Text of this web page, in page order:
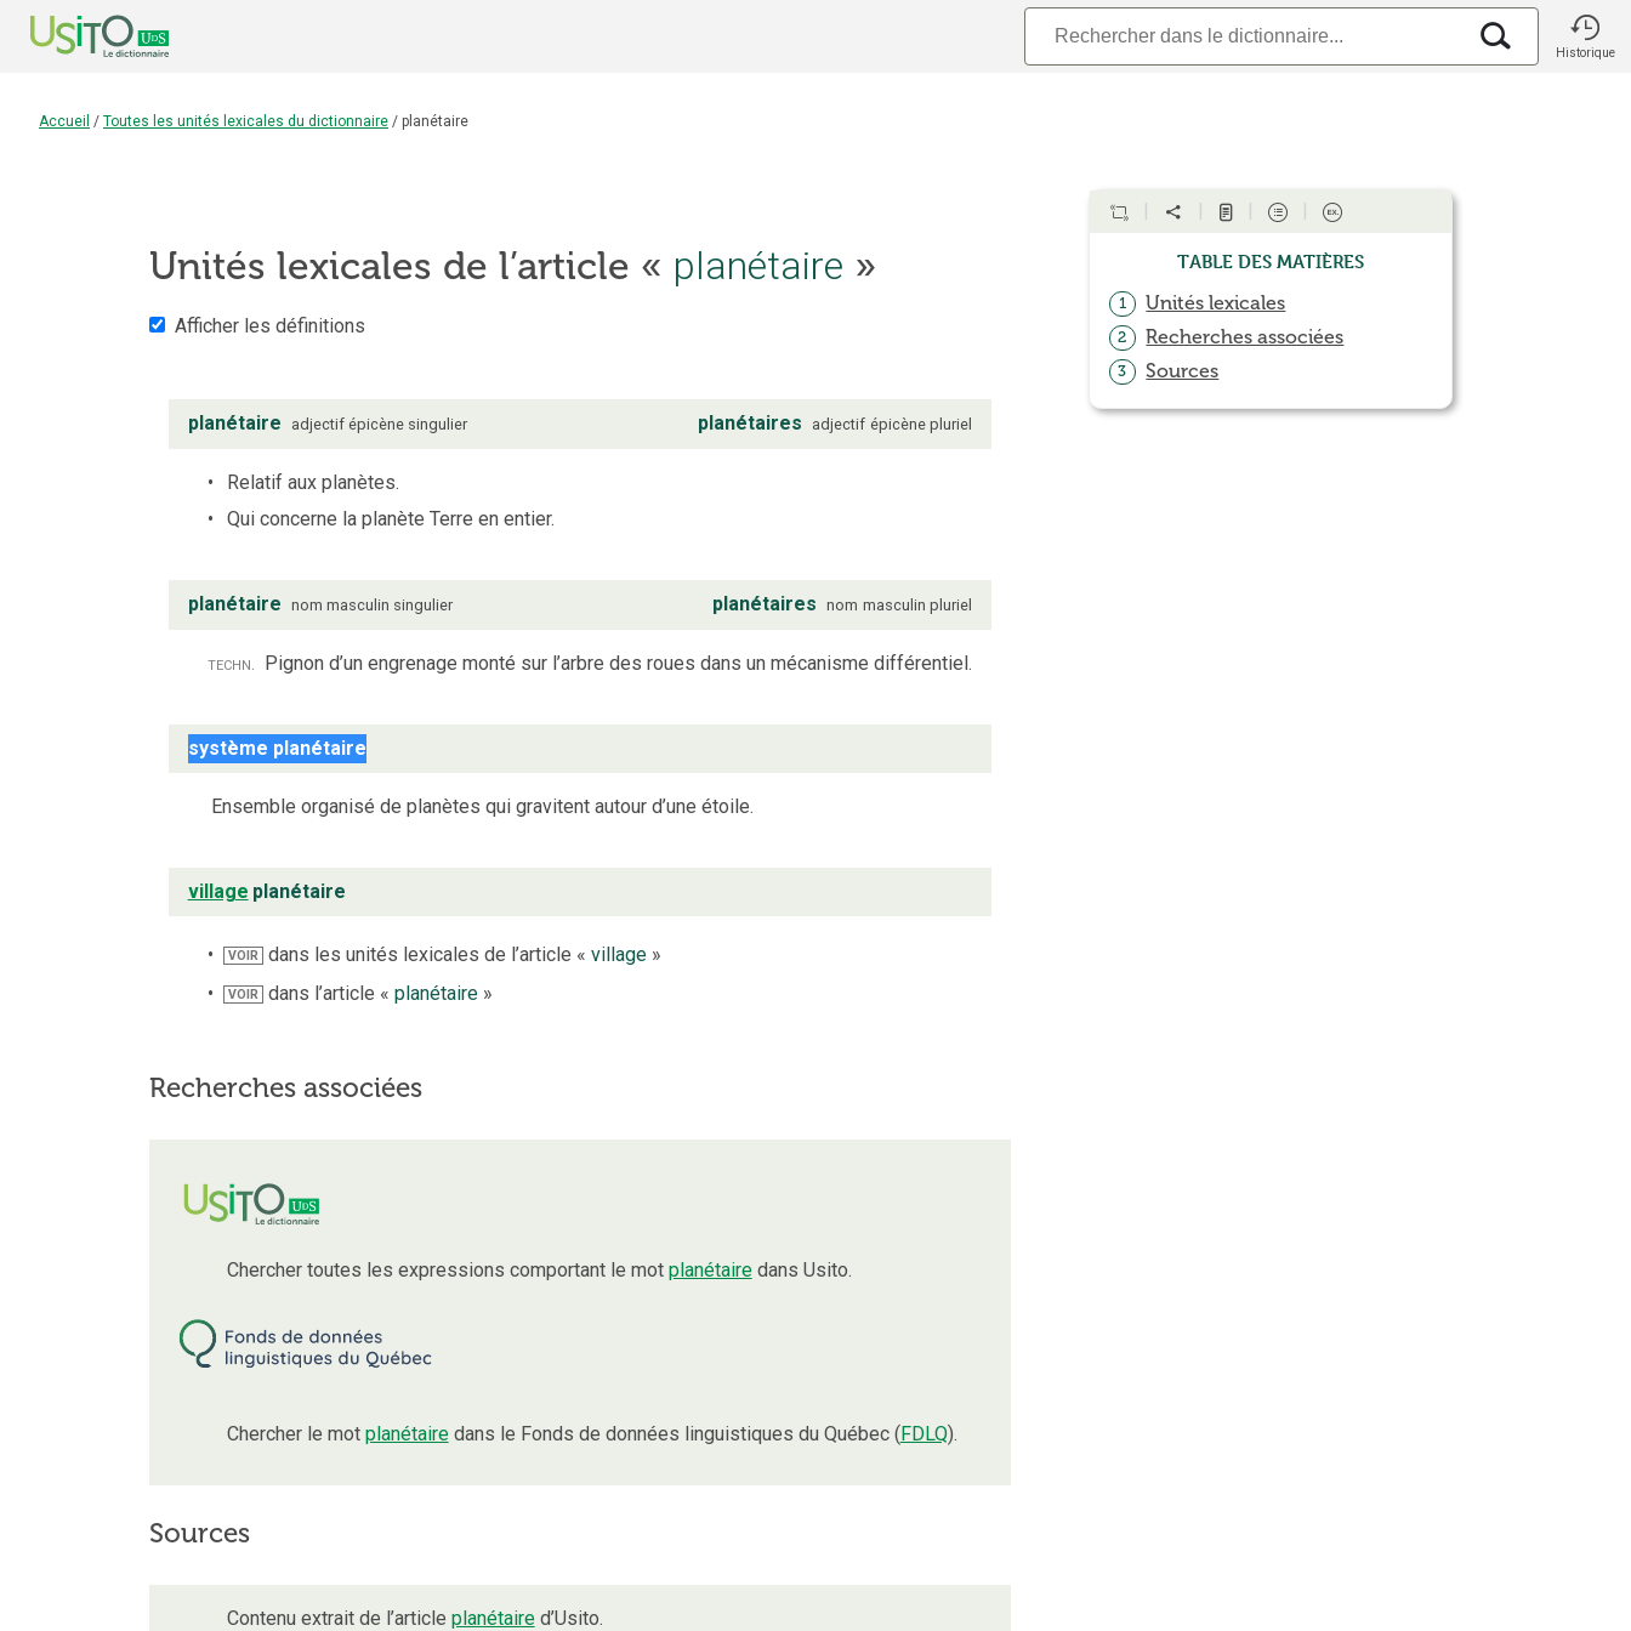
Historique
Accueil / Toutes les unités lexicales du dictionnaire / planétaire
Unités lexicales de l’article « planétaire »
Afficher les définitions
planétaire adjectif épicène singulier planétaires adjectif épicène pluriel
Relatif aux planètes.
Qui concerne la planète Terre en entier.
planétaire nom masculin singulier planétaires nom masculin pluriel
techn. Pignon d’un engrenage monté sur l’arbre des roues dans un mécanisme différentiel.
système planétaire
Ensemble organisé de planètes qui gravitent autour d’une étoile.
village planétaire
VOIR dans les unités lexicales de l’article « village»
VOIR dans l’article « planétaire»
Recherches associées
Chercher toutes les expressions comportant le mot planétairedans Usito.
Chercher le mot planétairedans le Fonds de données linguistiques du Québec (FDLQ).
Sources
Contenu extrait de l’article planétaired’Usito.
Table des matières
1 Unités lexicales
2 Recherches associées
3 Sources